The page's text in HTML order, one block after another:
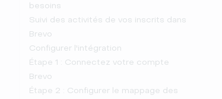
besoins
Suivi des activités de vos inscrits dans
Brevo
Configurer l'intégration
Étape 1 : Connectez votre compte
Brevo
Étape 2 : Configurer le mappage des